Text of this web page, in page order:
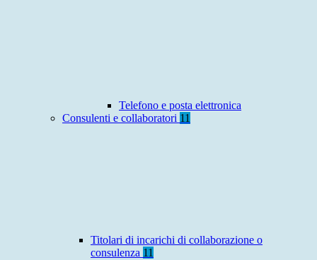
Telefono e posta elettronica
Consulenti e collaboratori 11
Titolari di incarichi di collaborazione o
consulenza 11